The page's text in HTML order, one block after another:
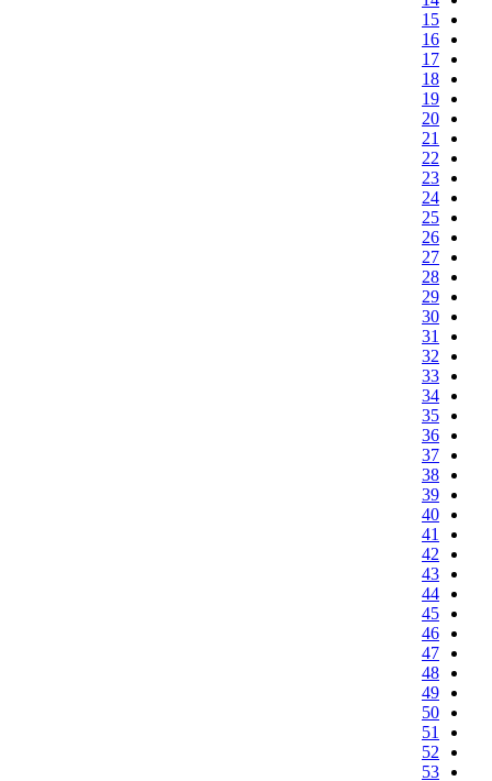
15
16
17
18
19
20
21
22
23
24
25
26
27
28
29
30
31
32
33
34
35
36
37
38
39
40
41
42
43
44
45
46
47
48
49
50
51
52
53